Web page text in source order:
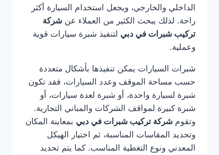
الداخلي والخارجي، ويجعل استخدام السيارة أكثر
راحة. لذلك يبحث الكثير من العملاء عن شركة
تركيب شبرات في دبي لتنفيذ شبرة سيارات قوية
وعملية.
شبرات السيارات يمكن تنفيذها بأشكال متعددة
حسب مساحة الموقف وعدد السيارات، فقد تكون
شبرة لسيارة واحدة، أو شبرة لعدة سيارات، أو
شبرة كبيرة لمواقف الشركات والمباني التجارية.
وتقوم شركة تركيب شبرات في دبي بمعاينة المكان
وتحديد المقاسات المناسبة، ثم اختيار الهيكل
المعدني ونوع التغطية المناسب. كما يتم تحديد